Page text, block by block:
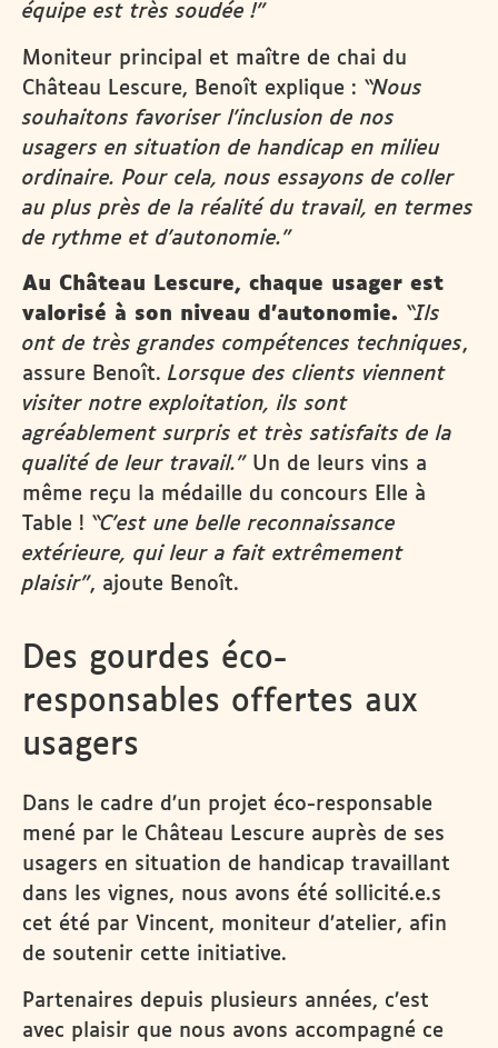
équipe est très soudée !”
Moniteur principal et maître de chai du
Château Lescure, Benoît explique : “Nous
souhaitons favoriser l’inclusion de nos
usagers en situation de handicap en milieu
ordinaire. Pour cela, nous essayons de coller
au plus près de la réalité du travail, en termes
de rythme et d’autonomie.”
Au Château Lescure, chaque usager est
valorisé à son niveau d’autonomie. “Ils
ont de très grandes compétences techniques,
assure Benoît. Lorsque des clients viennent
visiter notre exploitation, ils sont
agréablement surpris et très satisfaits de la
qualité de leur travail.” Un de leurs vins a
même reçu la médaille du concours Elle à
Table ! “C’est une belle reconnaissance
extérieure, qui leur a fait extrêmement
plaisir”, ajoute Benoît.
Des gourdes éco-
responsables offertes aux
usagers
Dans le cadre d’un projet éco-responsable
mené par le Château Lescure auprès de ses
usagers en situation de handicap travaillant
dans les vignes, nous avons été sollicité.e.s
cet été par Vincent, moniteur d’atelier, afin
de soutenir cette initiative.
Partenaires depuis plusieurs années, c’est
avec plaisir que nous avons accompagné ce